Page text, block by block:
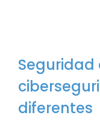
diferentes